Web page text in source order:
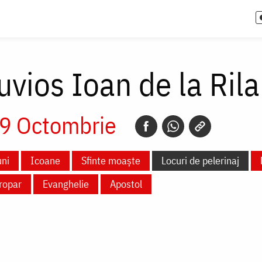
Ioan de la Rila
Octombrie
Icoane Sfinte moaște Locuri de pelerinaj
Evanghelie Apostol